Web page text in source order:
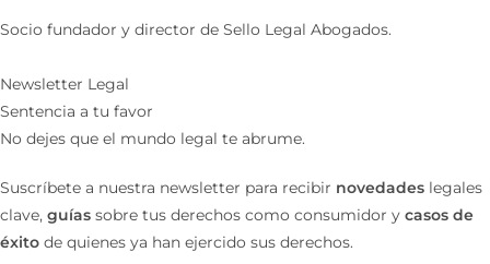
Socio fundador y director de Sello Legal Abogados.
Newsletter Legal
Sentencia a tu favor
No dejes que el mundo legal te abrume.
Suscríbete a nuestra newsletter para recibir novedades legales
clave, guías sobre tus derechos como consumidor y casos de
éxito de quienes ya han ejercido sus derechos.